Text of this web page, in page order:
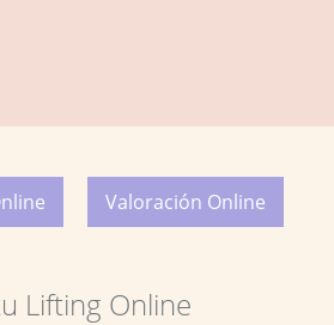
Valoración Online
Lifting Online